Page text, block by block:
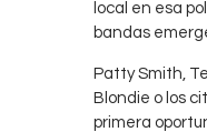
local en esa
bandas
Patty Smith,
Blondie o los
primera